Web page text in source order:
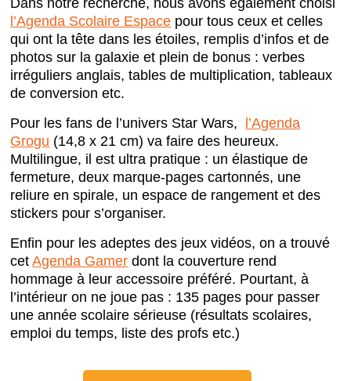
l’Agenda Scolaire Espace pour tous ceux et celles
qui ont la tête dans les étoiles, remplis d’infos et de
photos sur la galaxie et plein de bonus : verbes
irréguliers anglais, tables de multiplication, tableaux
de conversion etc.
Pour les fans de l’univers Star Wars, l’Agenda
Grogu (14,8 x 21 cm) va faire des heureux.
Multilingue, il est ultra pratique : un élastique de
fermeture, deux marque-pages cartonnés, une
reliure en spirale, un espace de rangement et des
stickers pour s’organiser.
Enfin pour les adeptes des jeux vidéos, on a trouvé
cetAgenda Gamer dont la couverture rend
hommage à leur accessoire préféré. Pourtant, à
l’intérieur on ne joue pas : 135 pages pour passer
une année scolaire sérieuse (résultats scolaires,
emploi du temps, liste des profs etc.)